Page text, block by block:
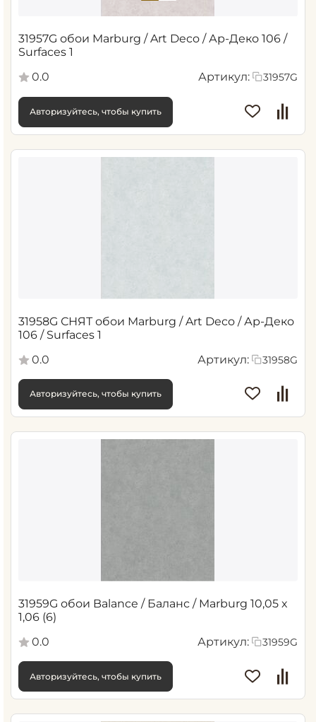
31957G обои Marburg / Art Deco / Ар-Деко 106 /
Surfaces 1
0.0
Артикул: 31957G
Авторизуйтесь, чтобы купить
31958G СНЯТ обои Marburg / Art Deco / Ар-Деко
106 / Surfaces 1
0.0
Артикул: 31958G
Авторизуйтесь, чтобы купить
31959G обои Balance / Баланс / Marburg 10,05 x
1,06 (6)
0.0
Артикул: 31959G
Авторизуйтесь, чтобы купить